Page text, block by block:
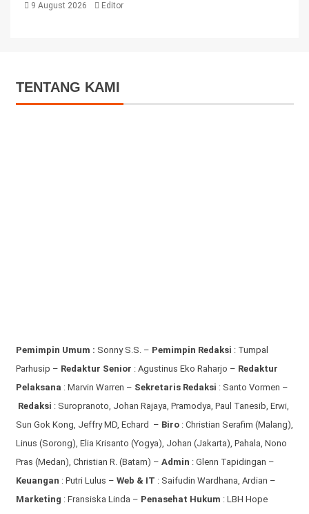
9 August 2026 Editor
TENTANG KAMI
Pemimpin Umum : Sonny S.S. – Pemimpin Redaksi : Tumpal
Parhusip – Redaktur Senior : Agustinus Eko Raharjo – Redaktur
Pelaksana : Marvin Warren – Sekretaris Redaksi : Santo Vormen –
Redaksi : Suropranoto, Johan Rajaya, Pramodya, Paul Tanesib, Erwi,
Sun Gok Kong, Jeffry MD, Echard – Biro: Christian Serafim (Malang),
Linus (Sorong), Elia Krisanto (Yogya), Johan (Jakarta), Pahala, Nono
Pras (Medan), Christian R. (Batam) – Admin : Glenn Tapidingan –
Keuangan : Putri Lulus – Web & IT : Saifudin Wardhana, Ardian –
Marketing : Fransiska Linda – Penasehat Hukum : LBH Hope